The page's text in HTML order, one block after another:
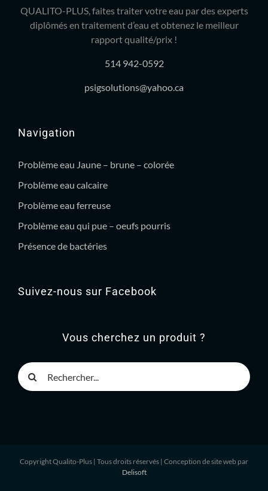
QUALITO-PLUS, faites traiter votre eau par des experts
diplômés en traitement d’eau et obtenez le meilleur
rapport qualité/prix !
514 942-0592
psigsolutions@yahoo.ca
Navigation
Problème eau Jaune – brune – colorée
Problème eau calcaire
Problème eau ferreuse
Problème eau qui pue – oeufs pourris
Présence de bactéries
Suivez-nous sur Facebook
Vous cherchez un produit ?
Rechercher
Copyright Qualito-Plus | Tous droits réservés | Conception de site web par
Delisoft